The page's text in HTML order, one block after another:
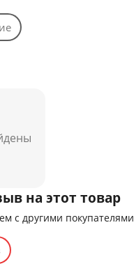
на этот товар
с другими покупателями